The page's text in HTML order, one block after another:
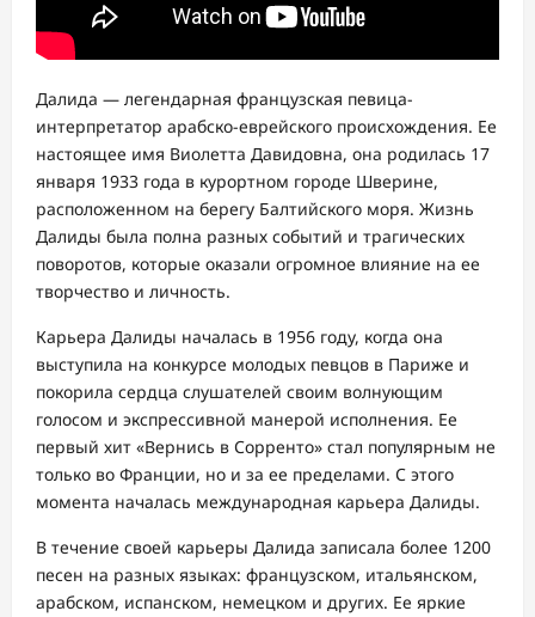
Далида — легендарная французская певица-
интерпретатор арабско-еврейского происхождения. Ее
настоящее имя Виолетта Давидовна, она родилась 17
января 1933 года в курортном городе Шверине,
расположенном на берегу Балтийского моря. Жизнь
Далиды была полна разных событий и трагических
поворотов, которые оказали огромное влияние на ее
творчество и личность.
Карьера Далиды началась в 1956 году, когда она
выступила на конкурсе молодых певцов в Париже и
покорила сердца слушателей своим волнующим
голосом и экспрессивной манерой исполнения. Ее
первый хит «Вернись в Сорренто» стал популярным не
только во Франции, но и за ее пределами. С этого
момента началась международная карьера Далиды.
В течение своей карьеры Далида записала более 1200
песен на разных языках: французском, итальянском,
арабском, испанском, немецком и других. Ее яркие